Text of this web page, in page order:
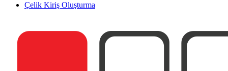
Çelik Kiriş Oluşturma